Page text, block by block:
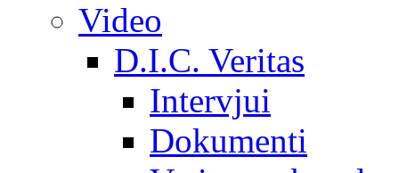
Video
D.I.C. Veritas
Intervjui
Dokumenti